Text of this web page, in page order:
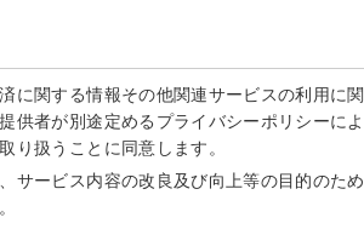
に関する情報その他関連サービスの利用に関
供者が別途定めるプライバシーポリシーによ
り扱うことに同意します。
サービス内容の改良及び向上等の目的のため